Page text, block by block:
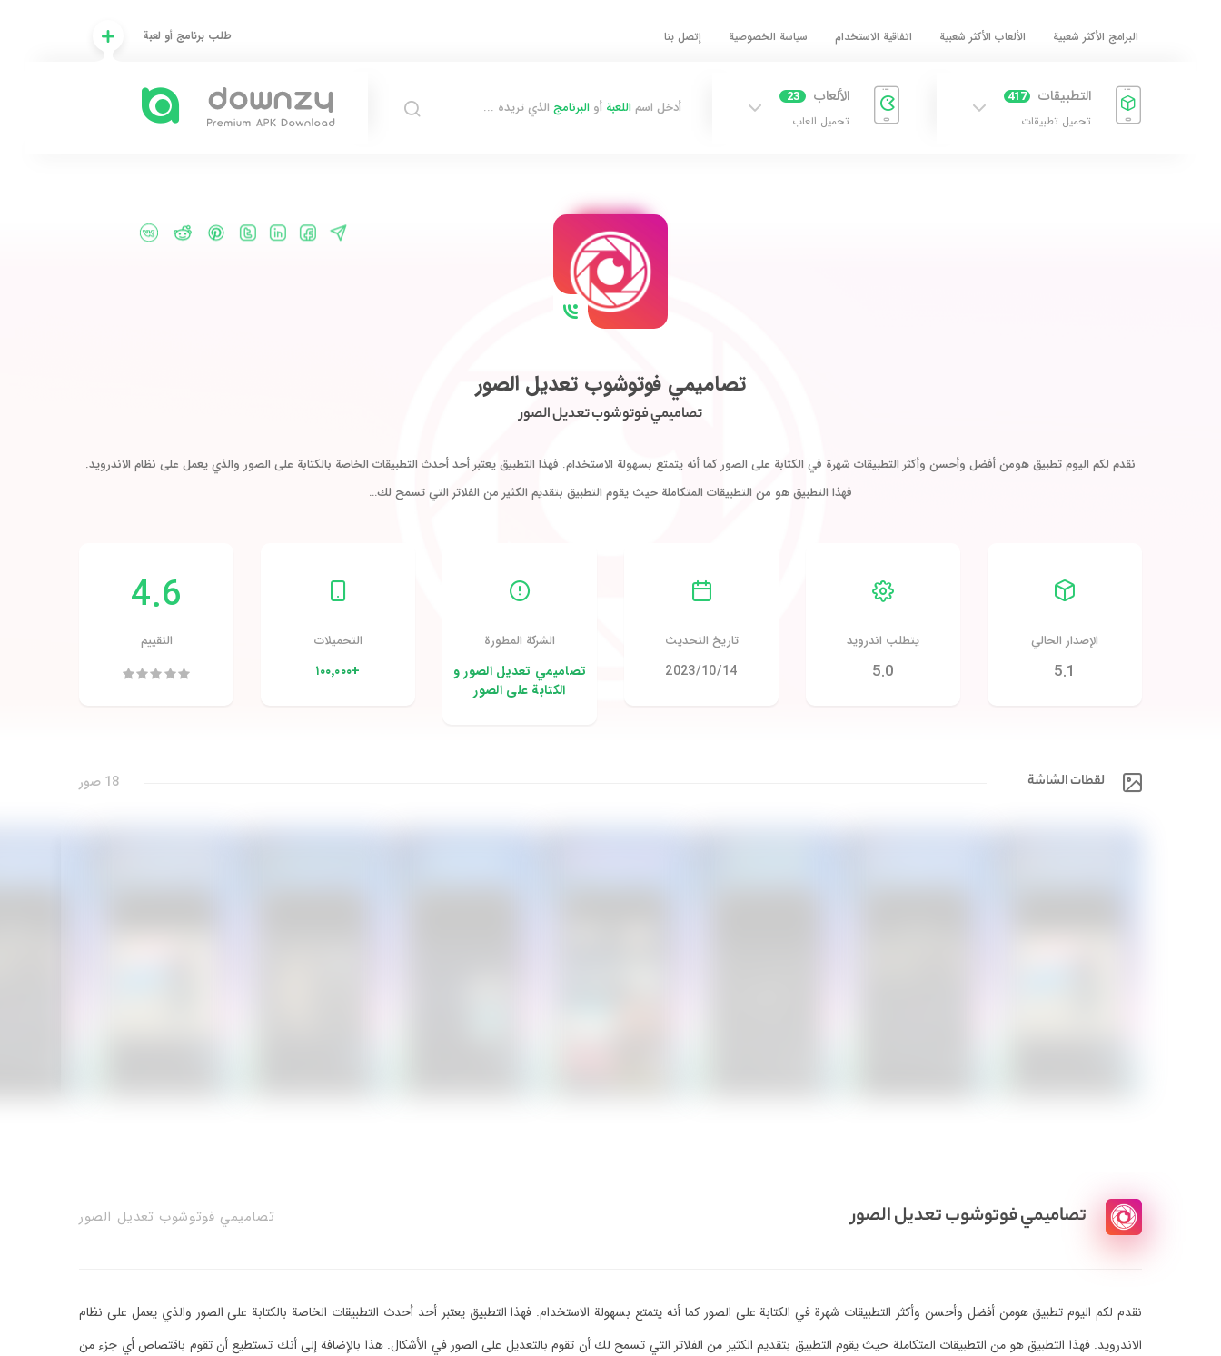
البرامج الأكثر شعبية الألعاب الأكثر شعبية اتفاقية الاستخدام سياسة الخصوصية إتصل بنا طلب برنامج أو لعبة
التطبيقات 417
تحميل تطبيقات
الألعاب 23
تحميل العاب
أدخل اسم اللعبة أو البرنامج الذي تريده ...
تصاميمي فوتوشوب تعديل الصور
تصاميمي فوتوشوب تعديل الصور
نقدم لكم اليوم تطبيق هومن أفضل وأحسن وأكثر التطبيقات شهرة في الكتابة على الصور كما أنه يتمتع بسهولة الاستخدام. فهذا التطبيق يعتبر أحد أحدث التطبيقات الخاصة بالكتابة على الصور والذي يعمل على نظام الاندرويد.
فهذا التطبيق هو من التطبيقات المتكاملة حيث يقوم التطبيق بتقديم الكثير من الفلاتر التي تسمح لك…
الإصدار الحالي
5.1
يتطلب اندرويد
5.0
تاريخ التحديث
14‏/10‏/2023
الشركة المطورة
تصاميمي تعديل الصور و
الكتابة على الصور
التحميلات
+١٠٠٬٠٠٠
4.6
التقييم
لقطات الشاشة 18 صور
تصاميمي فوتوشوب تعديل الصور تصاميمي فوتوشوب تعديل الصور
نقدم لكم اليوم تطبيق هومن أفضل وأحسن وأكثر التطبيقات شهرة في الكتابة على الصور كما أنه يتمتع بسهولة الاستخدام. فهذا التطبيق يعتبر أحد أحدث التطبيقات الخاصة بالكتابة على الصور والذي يعمل على نظام
الاندرويد. فهذا التطبيق هو من التطبيقات المتكاملة حيث يقوم التطبيق بتقديم الكثير من الفلاتر التي تسمح لك أن تقوم بالتعديل على الصور في الأشكال. هذا بالإضافة إلى أنك تستطيع أن تقوم باقتصاص أي جزء من